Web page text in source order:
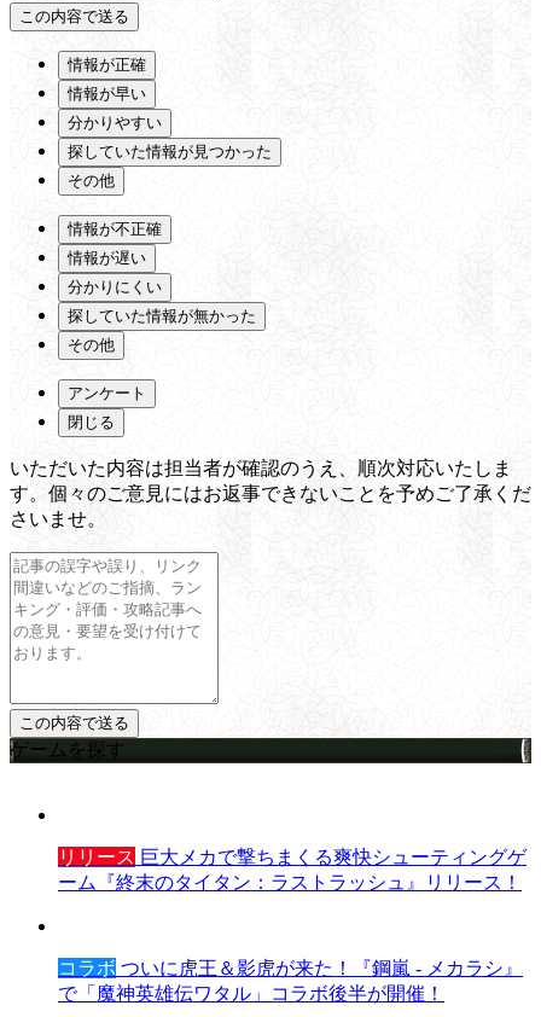
情報が正確
情報が早い
分かりやすい
探していた情報が見つかった
その他
情報が不正確
情報が遅い
分かりにくい
探していた情報が無かった
その他
アンケート
閉じる
いただいた内容は担当者が確認のうえ、順次対応いたしま
す。個々のご意見にはお返事できないことを予めご了承くだ
さいませ。
ゲームを探す
リリース 巨大メカで撃ちまくる爽快シューティングゲ
ーム『終末のタイタン：ラストラッシュ』リリース！
コラボ ついに虎王＆影虎が来た！『鋼嵐 - メカラシ』
で「魔神英雄伝ワタル」コラボ後半が開催！